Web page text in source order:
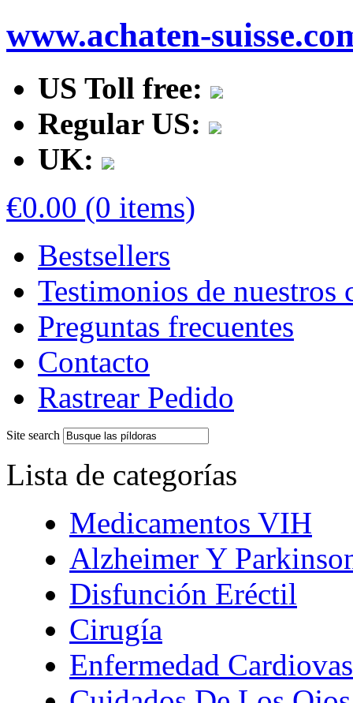
www.achaten-
US Toll free:
Regular US:
UK:
€0.00 (0 items)
Bestsellers
Testimonios de nuestros
Preguntas frecuentes
Contacto
Rastrear Pedido
Site search
Lista de categorías
Medicamentos VIH
Alzheimer Y
Disfunción Eréctil
Cirugía
Enfermedad